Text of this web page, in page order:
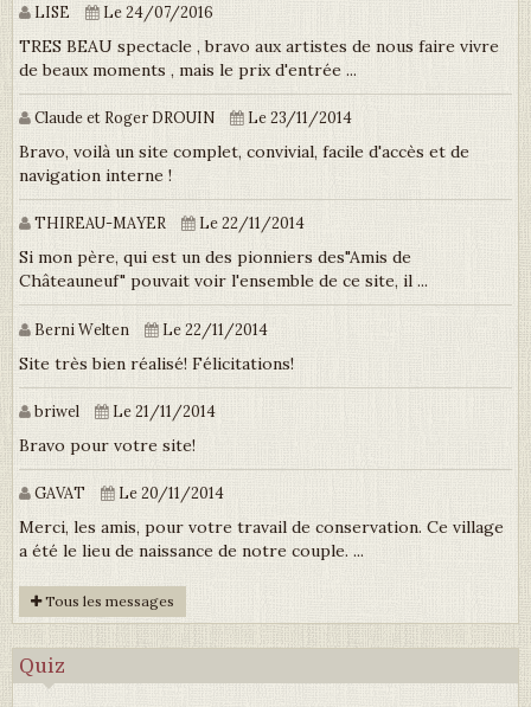
LISE Le 24/07/2016
TRES BEAU spectacle , bravo aux artistes de nous faire vivre
de beaux moments , mais le prix d'entrée ...
Claude et Roger DROUIN Le 23/11/2014
Bravo, voilà un site complet, convivial, facile d'accès et de
navigation interne !
THIREAU-MAYER Le 22/11/2014
Si mon père, qui est un des pionniers des"Amis de
Châteauneuf" pouvait voir l'ensemble de ce site, il ...
Berni Welten Le 22/11/2014
Site très bien réalisé! Félicitations!
briwel Le 21/11/2014
Bravo pour votre site!
GAVAT Le 20/11/2014
Merci, les amis, pour votre travail de conservation. Ce village
a été le lieu de naissance de notre couple. ...
Tous les messages
Quiz